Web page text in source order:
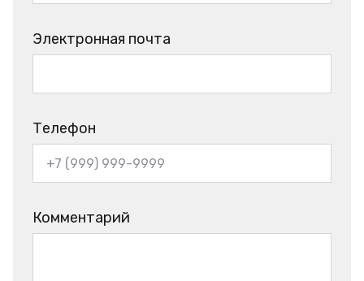
Электронная почта
Телефон
Комментарий